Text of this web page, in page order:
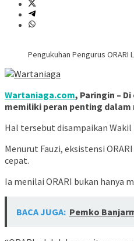
Pengukuhan Pengurus ORARI
Wartaniaga.com, Paringin –
memiliki peran penting
Hal tersebut disampaikan Wakil
Menurut Fauzi, eksistensi
cepat.
Ia menilai ORARI bukan hanya
BACA JUGA: Pemko